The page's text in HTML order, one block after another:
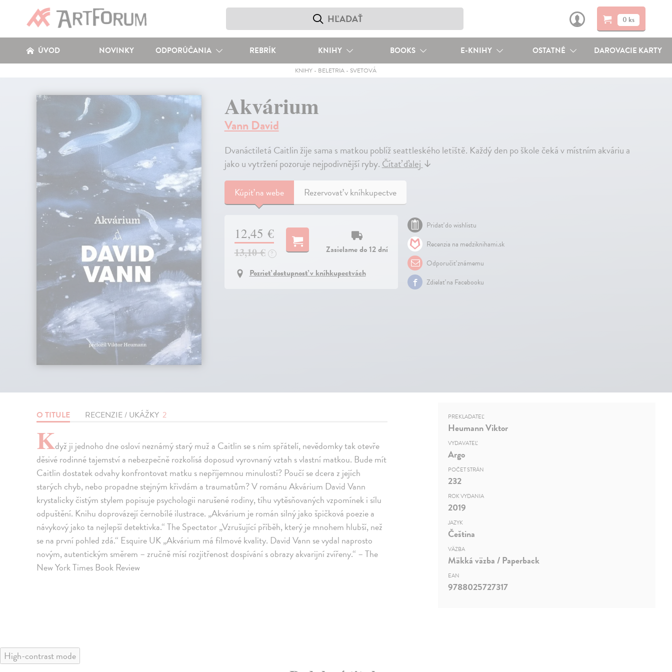
0 ks
ÚVOD NOVINKY ODPORÚČANIA REBRÍK KNIHY BOOKS E-KNIHY OSTATNÉ DAROVACIE KARTY
KNIHY - BELETRIA - SVETOVÁ
Akvárium
Vann David
Dvanáctiletá Caitlin žije sama s matkou poblíž seattleského letiště. Každý den po škole čeká v místním akváriu a
jako u vytržení pozoruje nejpodivnější ryby.Čítať ďalej↓
Kúpiťna webe Rezervovať v kníhkupectve
12,45 €
13,10 € ?
Zasielame do 12 dní
Pozrieť dostupnosť v kníhkupectvách
Pridať do wishlistu
Recenzia na medziknihami.sk
Odporučiť známemu
Zdielať na Facebooku
O TITULE RECENZIE / UKÁŽKY 2
Když ji jednoho dne osloví neznámý starý muž a Caitlin se s ním spřátelí, nevědomky tak otevře
děsivé rodinné tajemství a nebezpečně rozkolísá doposud vyrovnaný vztah s vlastní matkou. Bude mít
Caitlin dostatek odvahy konfrontovat matku s nepříjemnou minulostí? Poučí se dcera z jejích
starých chyb, nebo propadne stejným křivdám a traumatům? V románu Akvárium David Vann
krystalicky čistým stylem popisuje psychologii narušené rodiny, tíhu vytěsňovaných vzpomínek i sílu
odpuštění. Knihu doprovázejí černobílé ilustrace. „Akvárium je román silný jako špičková poezie a
návykový jako ta nejlepší detektivka.“ The Spectator „Vzrušující příběh, který je mnohem hlubší, než
se na první pohled zdá.“ Esquire UK „Akvárium má filmové kvality. David Vann se vydal naprosto
novým, autentickým směrem – zručně mísí rozjitřenost dospívání s obrazy akvarijní zvířeny.“ – The
New York Times Book Review
PREKLADATEĽ
Heumann Viktor
VYDAVATEĽ
Argo
POČET STRÁN
232
ROK VYDANIA
2019
JAZYK
Čeština
VÄZBA
Mäkká väzba / Paperback
EAN
9788025727317
High-contrast mode